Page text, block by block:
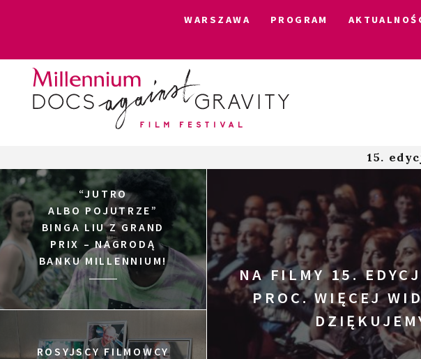
to
content
WARSZAWA PROGRAM
15.
“JUTRO
ALBO POJUTRZE”
BINGA LIU Z GRAND
PRIX – NAGRODĄ
BANKU MILLENNIUM!
ROSYJSCY FILMOWCY
NA FILMY 15.
PROC. WIĘCEJ